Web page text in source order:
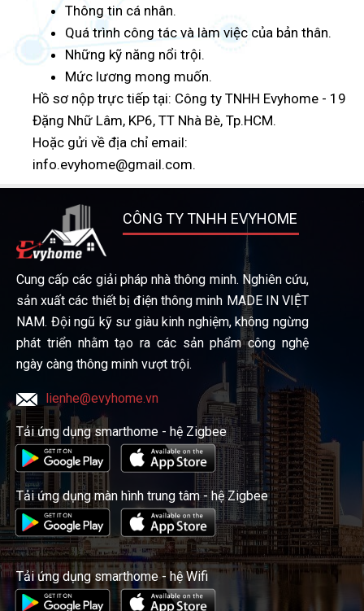
Thông tin cá nhân.
Quá trình công tác và làm việc của bản thân.
Những kỹ năng nổi trội.
Mức lương mong muốn.
Hồ sơ nộp trực tiếp tại: Công ty TNHH Evyhome - 19
Đặng Nhữ Lâm, KP6, TT Nhà Bè, Tp.HCM.
Hoặc gửi về địa chỉ email:
info.evyhome@gmail.com.
CÔNG TY TNHH EVYHOME
Cung cấp các giải pháp nhà thông minh. Nghiên cứu,
sản xuất các thiết bị điện thông minh MADE IN VIỆT
NAM. Đội ngũ kỹ sư giàu kinh nghiệm, không ngừng
phát triển nhằm tạo ra các sản phẩm công nghệ
ngày càng thông minh vượt trội.
lienhe@evyhome.vn
Tải ứng dụng smarthome - hệ Zigbee
Tải ứng dụng màn hình trung tâm - hệ Zigbee
Tải ứng dụng smarthome - hệ Wifi